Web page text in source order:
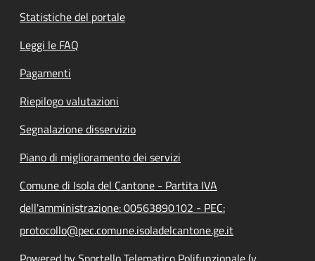
Statistiche del portale
Leggi le FAQ
Pagamenti
Riepilogo valutazioni
Segnalazione disservizio
Piano di miglioramento dei servizi
Comune di Isola del Cantone - Partita IVA
dell'amministrazione: 00563890102 - PEC:
protocollo@pec.comune.isoladelcantone.ge.it